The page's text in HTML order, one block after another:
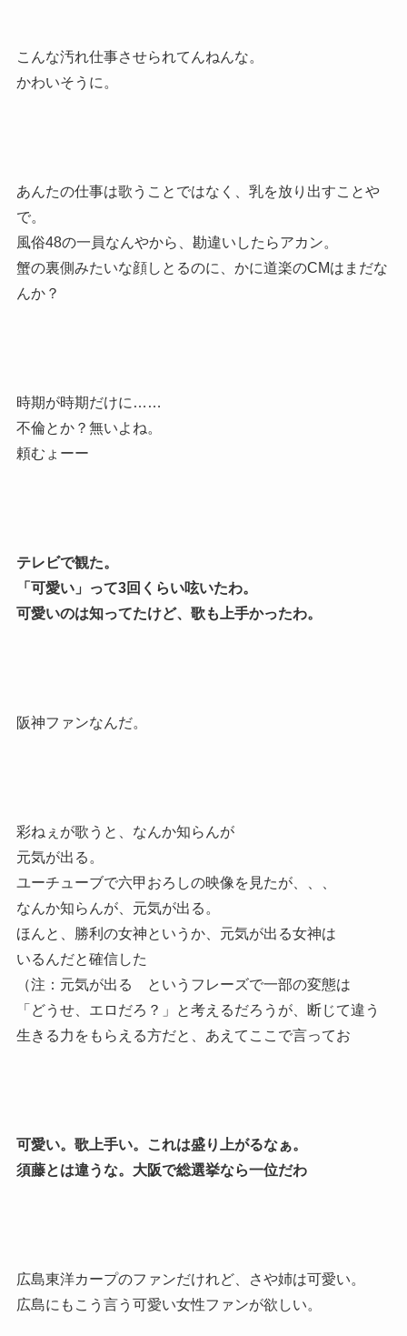
こんな汚れ仕事させられてんねんな。
かわいそうに。
あんたの仕事は歌うことではなく、乳を放り出すことや
で。
風俗48の一員なんやから、勘違いしたらアカン。
蟹の裏側みたいな顔しとるのに、かに道楽のCMはまだな
んか？
時期が時期だけに……
不倫とか？無いよね。
頼むょーー
テレビで観た。
「可愛い」って3回くらい呟いたわ。
可愛いのは知ってたけど、歌も上手かったわ。
阪神ファンなんだ。
彩ねぇが歌うと、なんか知らんが
元気が出る。
ユーチューブで六甲おろしの映像を見たが、、、
なんか知らんが、元気が出る。
ほんと、勝利の女神というか、元気が出る女神は
いるんだと確信した
（注：元気が出る というフレーズで一部の変態は
「どうせ、エロだろ？」と考えるだろうが、断じて違う
生きる力をもらえる方だと、あえてここで言ってお
可愛い。歌上手い。これは盛り上がるなぁ。
須藤とは違うな。大阪で総選挙なら一位だわ
広島東洋カープのファンだけれど、さや姉は可愛い。
広島にもこう言う可愛い女性ファンが欲しい。